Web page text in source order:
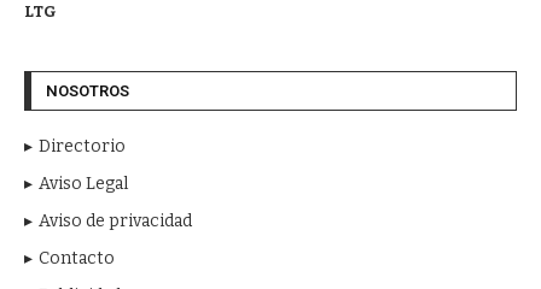
LTG
NOSOTROS
Directorio
Aviso Legal
Aviso de privacidad
Contacto